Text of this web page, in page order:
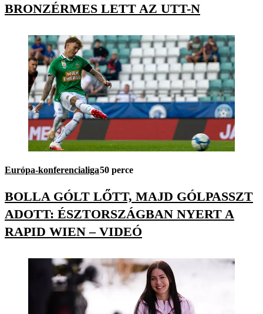
BRONZÉRMES LETT AZ UTT-N
Európa-konferencialiga50 perce
BOLLA GÓLT LŐTT, MAJD GÓLPASSZT
ADOTT: ÉSZTORSZÁGBAN NYERT A
RAPID WIEN – VIDEÓ